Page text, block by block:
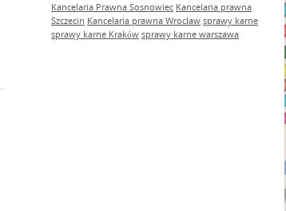
Kancelaria Prawna Sosnowiec Kancelaria prawna
Szczecin Kancelaria prawna Wrocław sprawy karne
sprawy karne Kraków sprawy karne warszawa